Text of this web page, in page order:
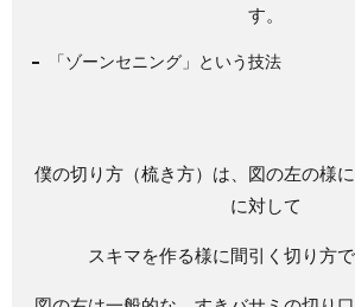
す。
「ゾーンセニング」という技法
僕の切り方（梳き方）は、図の左の様
に対して
スキマを作る様に間引く切り方